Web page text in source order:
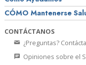
CÓMO Mantenerse
CONTÁCTANOS
¿Preguntas?
Opiniones sobre el